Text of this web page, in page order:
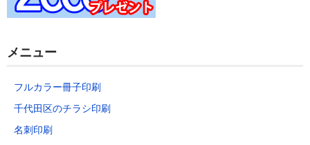
メニュー
フルカラー冊子印刷
千代田区のチラシ印刷
名刺印刷